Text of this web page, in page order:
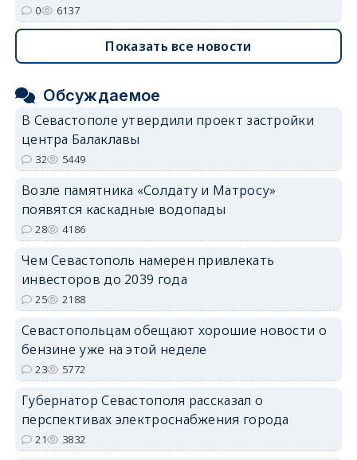
0 6137
Показать все новости
Обсуждаемое
В Севастополе утвердили проект застройки
центра Балаклавы
32 5449
Возле памятника «Солдату и Матросу»
появятся каскадные водопады
28 4186
Чем Севастополь намерен привлекать
инвесторов до 2039 года
25 2188
Севастопольцам обещают хорошие новости о
бензине уже на этой неделе
23 5772
Губернатор Севастополя рассказал о
перспективах электроснабжения города
21 3832